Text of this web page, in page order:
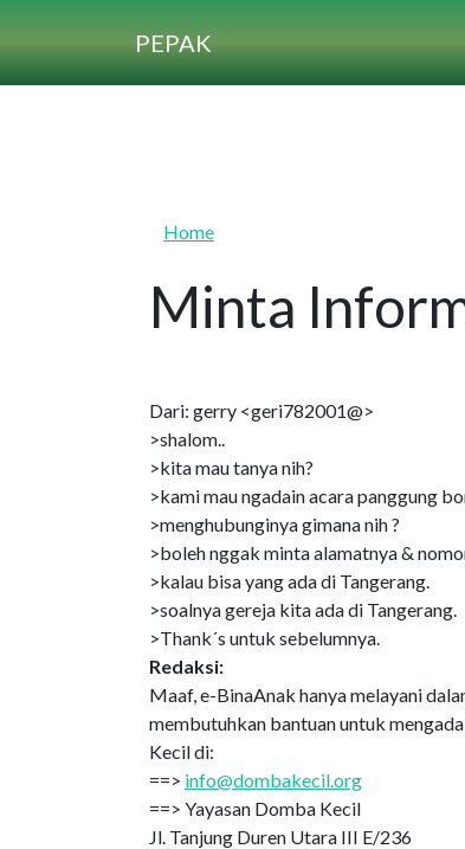
PEPAK
Home
Minta
Dari: gerry <geri782001@>
>shalom..
>kita mau tanya nih?
>kami mau ngadain acara panggung
>menghubunginya gimana nih ?
>boleh nggak minta alamatnya &
>kalau bisa yang ada di Tangerang.
>soalnya gereja kita ada di Tangerang.
>Thank´s untuk sebelumnya.
Redaksi:
Maaf, e-BinaAnak hanya melayani
membutuhkan bantuan untuk
Kecil di:
==> info@dombakecil.org
==> Yayasan Domba Kecil
Jl. Tanjung Duren Utara III E/236